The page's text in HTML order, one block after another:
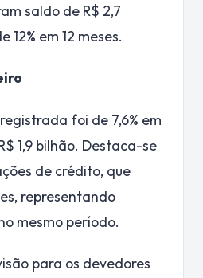
saldo de R$ 2,7
12% em 12 meses.
foi de 7,6% em
1,9 bilhão. Destaca-se
de crédito, que
representando
mesmo período.
para os devedores